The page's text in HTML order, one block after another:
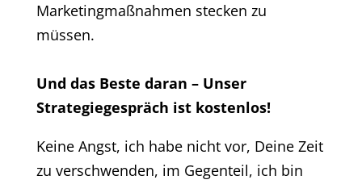
Marketingmaßnahmen stecken zu
müssen.
Und das Beste daran – Unser
Strategiegespräch ist kostenlos!
Keine Angst, ich habe nicht vor, Deine Zeit
zu verschwenden, im Gegenteil, ich bin